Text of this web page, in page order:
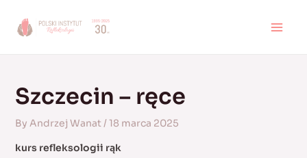
Szczecin – ręce
By Andrzej Wanat/18 marca 2025
kurs refleksologii rąk